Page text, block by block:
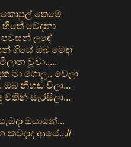
තෙමේ
වේදනා
ලඳේ
ගියේ ඔබ මෙදා
වූවා.....
මා ගොලූ.. වෙලා
ඔබ නිහඬ වීලා...
වතින් සැරසිලා...
ඔයානේ...
ආයේ...//